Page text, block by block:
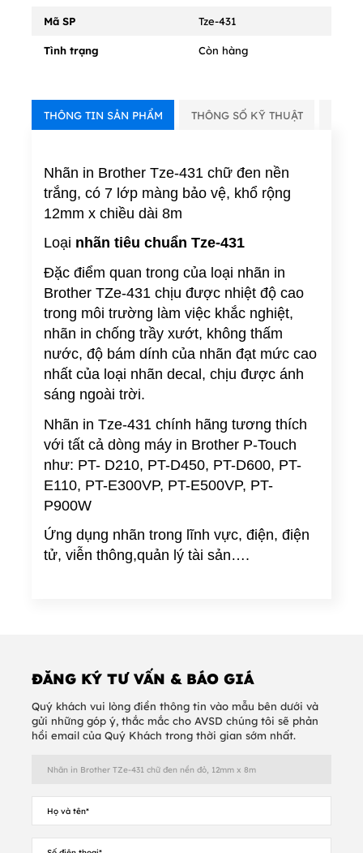
Mã SP Tze-431
Tình trạng Còn hàng
THÔNG TIN SẢN PHẨM THÔNG SỐ KỸ THUẬT
Nhãn in Brother Tze-431 chữ đen nền
trắng, có 7 lớp màng bảo vệ, khổ rộng
12mm x chiều dài 8m
Loại nhãn tiêu chuẩn Tze-431
Đặc điểm quan trong của loại nhãn in
Brother TZe-431 chịu được nhiệt độ cao
trong môi trường làm việc khắc nghiệt,
nhãn in chống trầy xướt, không thấm
nước, độ bám dính của nhãn đạt mức cao
nhất của loại nhãn decal, chịu được ánh
sáng ngoài trời.
Nhãn in Tze-431 chính hãng tương thích
với tất cả dòng máy in Brother P-Touch
như: PT- D210, PT-D450, PT-D600, PT-
E110, PT-E300VP, PT-E500VP, PT-
P900W
Ứng dụng nhãn trong lĩnh vực, điện, điện
tử, viễn thông,quản lý tài sản….
ĐĂNG KÝ TƯ VẤN & BÁO GIÁ
Quý khách vui lòng điền thông tin vào mẫu bên dưới và
gửi những góp ý, thắc mắc cho AVSD chúng tôi sẽ phản
hồi email của Quý Khách trong thời gian sớm nhất.